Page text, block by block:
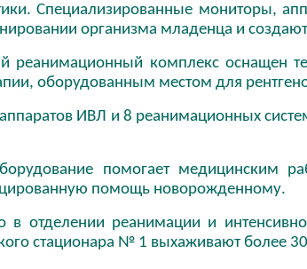
Специализированные мониторы,
организма младенца и
реанимационный комплекс оснащен
оборудованным местом для
ИВЛ и 8 реанимационных
помогает медицинским
помощь новорожденному.
в отделении реанимации и
стационара № 1 выхаживают более